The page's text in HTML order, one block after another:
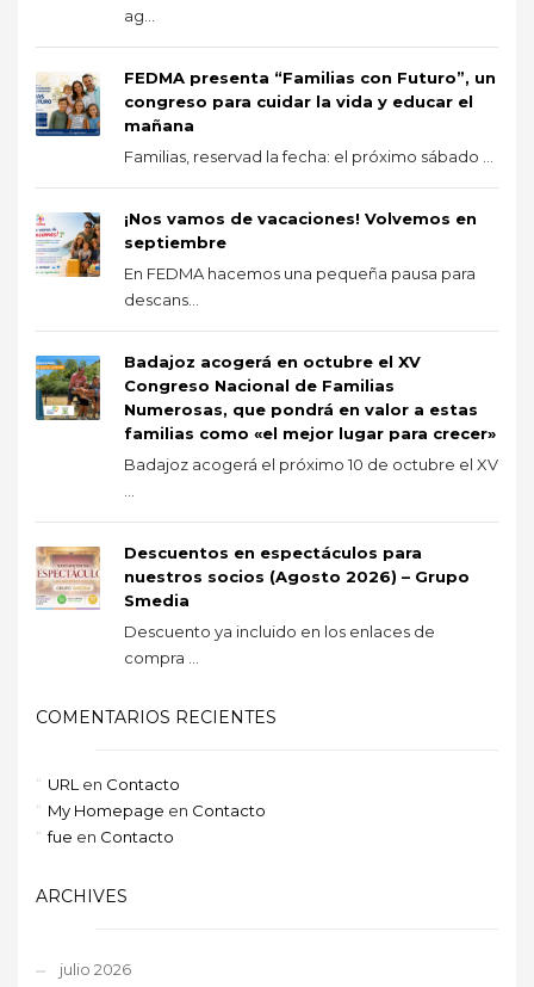
ag...
FEDMA presenta “Familias con Futuro”, un
congreso para cuidar la vida y educar el
mañana
Familias, reservad la fecha: el próximo sábado ...
¡Nos vamos de vacaciones! Volvemos en
septiembre
En FEDMA hacemos una pequeña pausa para
descans...
Badajoz acogerá en octubre el XV
Congreso Nacional de Familias
Numerosas, que pondrá en valor a estas
familias como «el mejor lugar para crecer»
Badajoz acogerá el próximo 10 de octubre el XV
Descuentos en espectáculos para
nuestros socios (Agosto 2026) – Grupo
Smedia
Descuento ya incluido en los enlaces de
compra ...
COMENTARIOS RECIENTES
URL en Contacto
My Homepage en Contacto
fue en Contacto
ARCHIVES
julio 2026